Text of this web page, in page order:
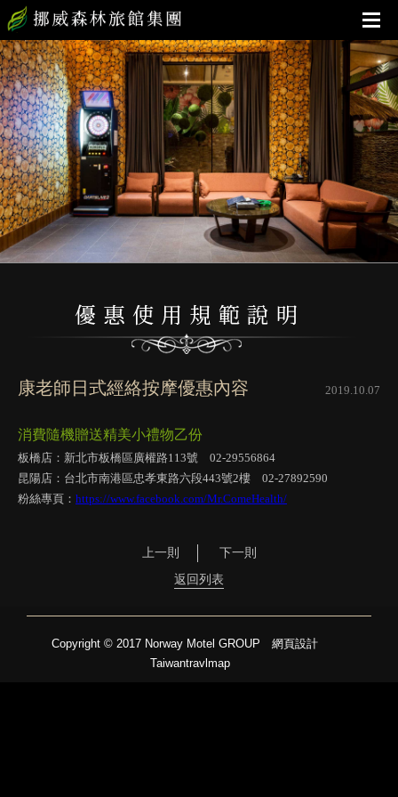
康老師日式經絡按摩優惠內容 2019.10.07
消費隨機贈送精美小禮物乙份
板橋店：新北市板橋區廣權路113號 02-29556864
昆陽店：台北市南港區忠孝東路六段443號2樓 02-27892590
粉絲專頁： https://www.facebook.com/Mr.ComeHealth/
上一則
下一則
返回列表
Copyright © 2017 Norway Motel GROUP 網頁設計
Taiwantravlmap